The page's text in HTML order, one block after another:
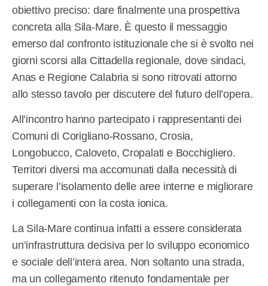
obiettivo preciso: dare finalmente una prospettiva
concreta alla Sila-Mare. È questo il messaggio
emerso dal confronto istituzionale che si è svolto nei
giorni scorsi alla Cittadella regionale, dove sindaci,
Anas e Regione Calabria si sono ritrovati attorno
allo stesso tavolo per discutere del futuro dell’opera.
All’incontro hanno partecipato i rappresentanti dei
Comuni di Corigliano-Rossano, Crosia,
Longobucco, Caloveto, Cropalati e Bocchigliero.
Territori diversi ma accomunati dalla necessità di
superare l’isolamento delle aree interne e migliorare
i collegamenti con la costa ionica.
La Sila-Mare continua infatti a essere considerata
un’infrastruttura decisiva per lo sviluppo economico
e sociale dell’intera area. Non soltanto una strada,
ma un collegamento ritenuto fondamentale per